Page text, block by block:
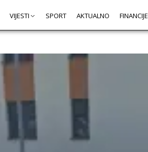
VIJESTI SPORT AKTUALNO FINANCIJE